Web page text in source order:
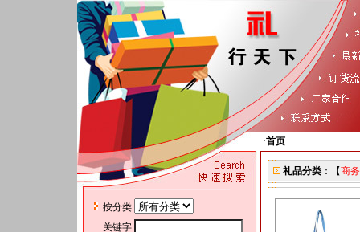
按分类
关键字
·首页
礼品分类：【商